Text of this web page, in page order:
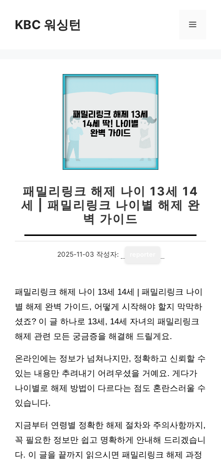
KBC 워싱턴 메
패밀리링크 해제 나이 13세 14
세 | 패밀리링크 나이별 해제 완
벽 가이드
2025-11-03 작성자:
패밀리링크 해제 나이 13세 14세 | 패밀리링크 나이
별 해제 완벽 가이드, 어떻게 시작해야 할지 막막하
셨죠? 이 글 하나로 13세, 14세 자녀의 패밀리링크
해제 관련 모든 궁금증을 해결해 드릴게요.
온라인에는 정보가 넘쳐나지만, 정확하고 신뢰할 수
있는 내용만 추려내기 어려우셨을 거예요. 게다가
나이별로 해제 방법이 다르다는 점도 혼란스러울 수
있습니다.
지금부터 연령별 정확한 해제 절차와 주의사항까지,
꼭 필요한 정보만 쉽고 명확하게 안내해 드리겠습니
다. 이 글을 끝까지 읽으시면 패밀리링크 해제 과정